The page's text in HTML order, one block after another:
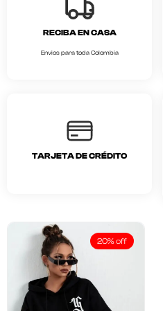
RECIBA EN CASA
Envios para toda Colombia
TARJETA DE CRÉDITO
20% off